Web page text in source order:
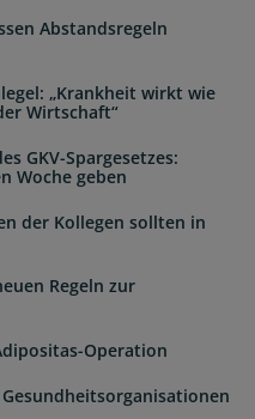
Abstandsregeln
„Krankheit wirkt wie
Wirtschaft“
GKV-Spargesetzes:
Woche geben
der Kollegen sollten in
Regeln zur
Operation